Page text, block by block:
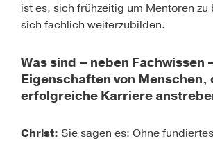
ist es, sich frühzeitig um Mentoren zu
sich fachlich weiterzubilden.
Was sind – neben Fachwissen
Eigenschaften von Menschen,
erfolgreiche Karriere
Christ: Sie sagen es: Ohne